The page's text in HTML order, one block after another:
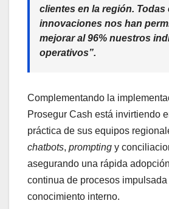
clientes en la región. Todas
innovaciones nos han
mejorar al 96% nuestros
operativos”.
Complementando la
Prosegur Cash está invirtiendo
práctica de sus equipos
chatbots, prompting y
asegurando una rápida
continua de procesos impulsada
conocimiento interno.